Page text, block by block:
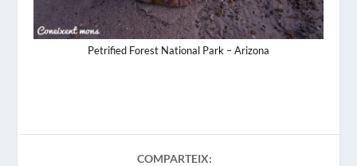
Petrified Forest National Park – Arizona
COMPARTEIX: